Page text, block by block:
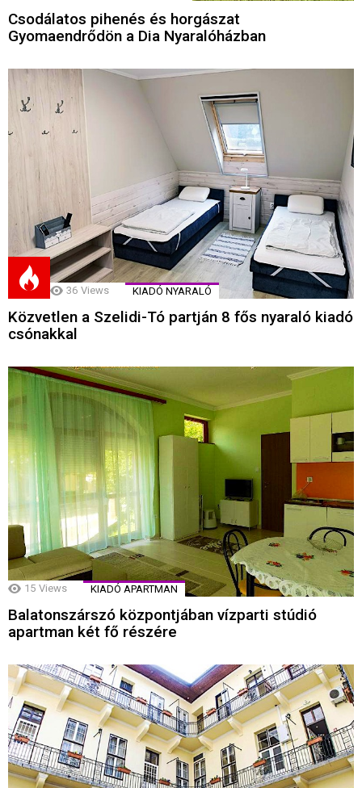
Csodálatos pihenés és horgászat
Gyomaendrődön a Dia Nyaralóházban
36 Views KIADÓ NYARALÓ
Közvetlen a Szelidi-Tó partján 8 fős nyaraló kiadó
csónakkal
15 Views KIADÓ APARTMAN
Balatonszárszó központjában vízparti stúdió
apartman két fő részére